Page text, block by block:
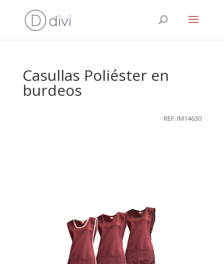
Casullas Poliéster en
burdeos
REF: IM14630